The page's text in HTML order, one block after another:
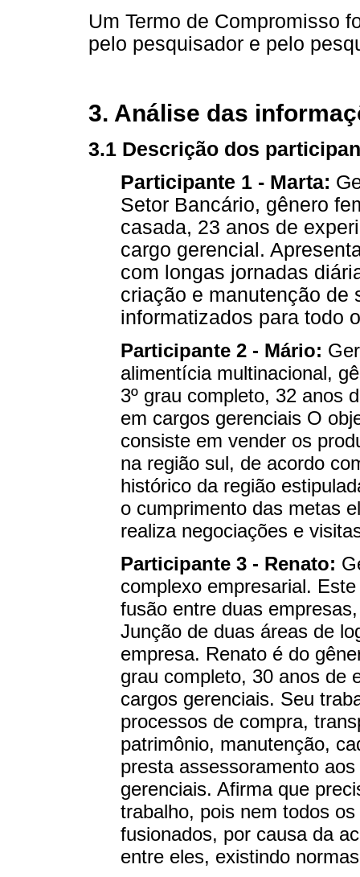
Um Termo de Compromisso
pelo pesquisador e pelo
3. Análise das
3.1 Descrição dos
Participante 1 - Marta:
Setor Bancário, gênero
casada, 23 anos de
cargo gerencial.
com longas jornadas
criação e manutenção de
informatizados para todo
Participante 2 - Mário:
alimentícia multinacional,
3º grau completo, 32 anos
em cargos gerenciais O
consiste em vender os
na região sul, de acordo
histórico da região
o cumprimento das metas
realiza negociações e
Participante 3 - Renato:
complexo empresarial.
fusão entre duas
Junção de duas áreas de
empresa. Renato é do
grau completo, 30 anos de
cargos gerenciais. Seu
processos de compra,
patrimônio, manutenção,
presta assessoramento
gerenciais. Afirma que
trabalho, pois nem todos
fusionados, por causa da
entre eles, existindo